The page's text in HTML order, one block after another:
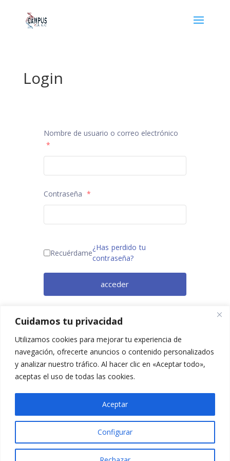
Cuidamos tu privacidad
Utilizamos cookies para mejorar tu experiencia de
navegación, ofrecerte anuncios o contenido personalizados
y analizar nuestro tráfico. Al hacer clic en «Aceptar todo»,
aceptas el uso de todas las cookies.
Configurar
Aceptar
Login
Nombre de usuario o correo electrónico
*
Contraseña *
Recuérdame
¿Has perdido tu
contraseña?
acceder
ahora.
2025 © Confesq |Política de cookies|Política de